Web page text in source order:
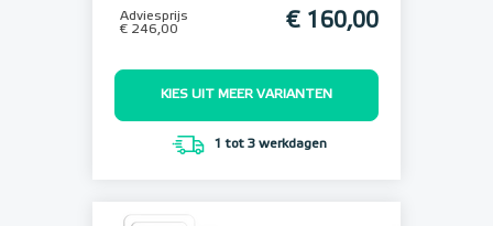
Adviesprijs
€ 246,00
€ 160,00
KIES UIT MEER VARIANTEN
1 tot 3 werkdagen